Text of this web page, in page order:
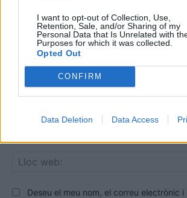
I want to opt-out of Collection, Use,
Retention, Sale, and/or Sharing of my
Personal Data that Is Unrelated with
Purposes for which it was collected.
Opted Out
CONFIRM
Data Deletion Data Access
Deseu el meu nom, el correu electrònic i